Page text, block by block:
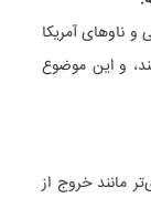
و ناوهای آمریکا
و این موضوع
مانند خروج از